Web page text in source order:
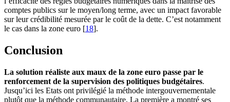
comptes publics sur le moyen/long terme, avec un impact favorable
sur leur crédibilité mesurée par le coût de la dette. C’est notamment
le cas dans la zone euro [18].
Conclusion
La solution réaliste aux maux de la zone euro passe par le
renforcement de la supervision des politiques budgétaires.
Jusqu’ici les Etats ont privilégié la méthode intergouvernementale
plutôt que la méthode communautaire. La première a montré ses